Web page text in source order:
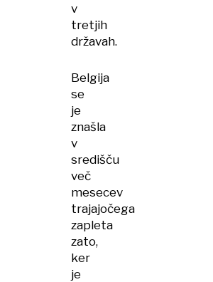
v
tretjih
državah.
Belgija
se
je
znašla
v
središču
več
mesecev
trajajočega
zapleta
zato,
ker
je